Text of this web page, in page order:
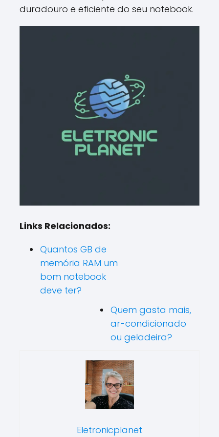
duradouro e eficiente do seu notebook.
Links Relacionados:
Quantos GB de
memória RAM um
bom notebook
deve ter?
Quem gasta mais,
ar-condicionado
ou geladeira?
Eletronicplanet